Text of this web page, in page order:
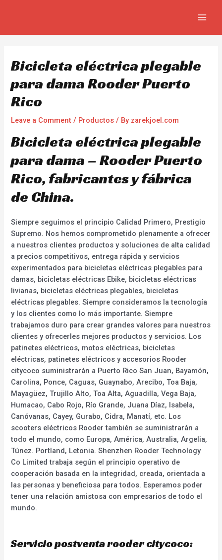
Bicicleta eléctrica plegable
para dama Rooder Puerto
Rico
Leave a Comment / Productos / By zarekjoel.com
Bicicleta eléctrica plegable
para dama – Rooder Puerto
Rico, fabricantes y fábrica
de China.
Siempre seguimos el principio Calidad Primero, Prestigio
Supremo. Nos hemos comprometido plenamente a ofrecer
a nuestros clientes productos y soluciones de alta calidad
a precios competitivos, entrega rápida y servicios
experimentados para bicicletas eléctricas plegables para
damas, bicicletas eléctricas Ebike, bicicletas eléctricas
livianas, bicicletas eléctricas plegables, bicicletas
eléctricas plegables. Siempre consideramos la tecnología
y los clientes como lo más importante. Siempre
trabajamos duro para crear grandes valores para nuestros
clientes y ofrecerles mejores productos y servicios. Los
patinetes eléctricos, motos eléctricas, bicicletas
eléctricas, patinetes eléctricos y accesorios Rooder
citycoco suministrarán a Puerto Rico San Juan, Bayamón,
Carolina, Ponce, Caguas, Guaynabo, Arecibo, Toa Baja,
Mayagüez, Trujillo Alto, Toa Alta, Aguadilla, Vega Baja,
Humacao, Cabo Rojo, Río Grande, Juana Díaz, Isabela,
Canóvanas, Cayey, Gurabo, Cidra, Manatí, etc. Los
scooters eléctricos Rooder también se suministrarán a
todo el mundo, como Europa, América, Australia, Argelia,
Túnez. Portland, Letonia. Shenzhen Rooder Technology
Co Limited trabaja según el principio operativo de
cooperación basada en la integridad, creada, orientada a
las personas y beneficiosa para todos. Esperamos poder
tener una relación amistosa con empresarios de todo el
mundo.
Servicio postventa rooder citycoco: